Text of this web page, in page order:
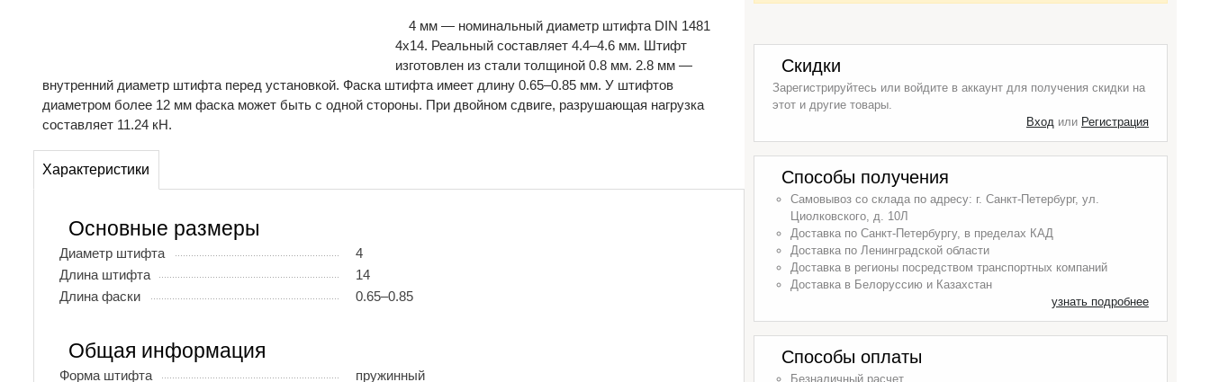
4 мм — номинальный диаметр штифта DIN 1481
4х14. Реальный составляет 4.4–4.6 мм. Штифт
изготовлен из стали толщиной 0.8 мм. 2.8 мм —
внутренний диаметр штифта перед установкой. Фаска штифта имеет длину 0.65–0.85 мм. У штифтов
диаметром более 12 мм фаска может быть с одной стороны. При двойном сдвиге, разрушающая нагрузка
составляет 11.24 кН.
Характеристики
Основные размеры
Диаметр штифта
4
Длина штифта
14
Длина фаски
0.65–0.85
Общая информация
Форма штифта
пружинный
Скидки
Зарегистрируйтесь или войдите в аккаунт для получения скидки на
этот и другие товары.
Вход или Регистрация
Способы получения
Самовывоз со склада по адресу: г. Санкт-Петербург, ул.
Циолковского, д. 10Л
Доставка по Санкт-Петербургу, в пределах КАД
Доставка по Ленинградской области
Доставка в регионы посредством транспортных компаний
Доставка в Белоруссию и Казахстан
узнать подробнее
Способы оплаты
Безналичный расчет